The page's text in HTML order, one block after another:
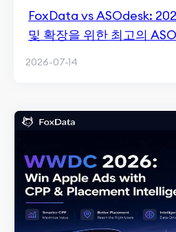
FoxData vs ASOdesk:
및 확장을 위한 최고의
2026-07-14